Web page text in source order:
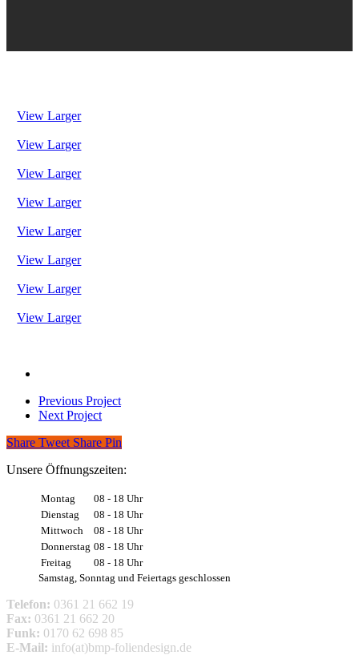
View Larger
View Larger
View Larger
View Larger
View Larger
View Larger
View Larger
View Larger
Previous Project
Next Project
Share Tweet Share Pin
Unsere Öffnungszeiten:
Montag
08 - 18 Uhr
Dienstag
08 - 18 Uhr
Mittwoch
08 - 18 Uhr
Donnerstag 08 - 18 Uhr
Freitag
08 - 18 Uhr
Samstag, Sonntag und Feiertags geschlossen
Telefon: 0361 21 662 19
Fax: 0361 21 662 20
Funk: 0170 62 698 85
E-Mail: info(at)bmp-foliendesign.de